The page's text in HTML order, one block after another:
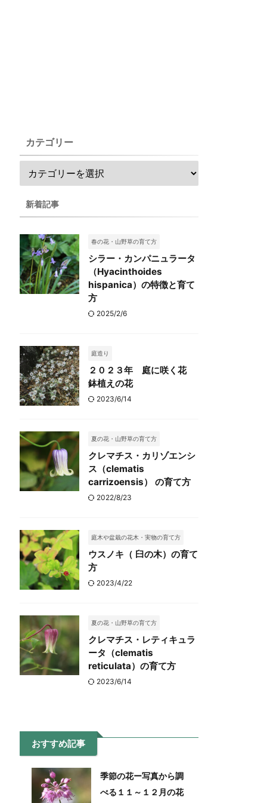
カテゴリー
新着記事
春の花・山野草の育て方
シラー・カンパニュラータ
（Hyacinthoides
hispanica）の特徴と育て
方
2025/2/6
庭造り
２０２３年 庭に咲く花
鉢植えの花
2023/6/14
夏の花・山野草の育て方
クレマチス・カリゾエンシ
ス（clematis
carrizoensis） の育て方
2022/8/23
庭木や盆栽の花木・実物の育て方
ウスノキ（ 臼の木）の育て
方
2023/4/22
夏の花・山野草の育て方
クレマチス・レティキュラ
ータ（clematis
reticulata）の育て方
2023/6/14
おすすめ記事
季節の花ー写真から調
べる１１～１２月の花